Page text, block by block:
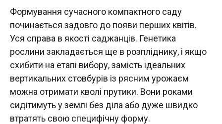
Формування сучасного компактного саду
починається задовго до появи перших квітів.
Уся справа в якості саджанців. Генетика
рослини закладається ще в розпліднику, і якщо
схибити на етапі вибору, замість ідеальних
вертикальних стовбурів із рясним урожаєм
можна отримати кволі прутики. Вони роками
сидітимуть у землі без діла або дуже швидко
втратять свою специфічну форму.